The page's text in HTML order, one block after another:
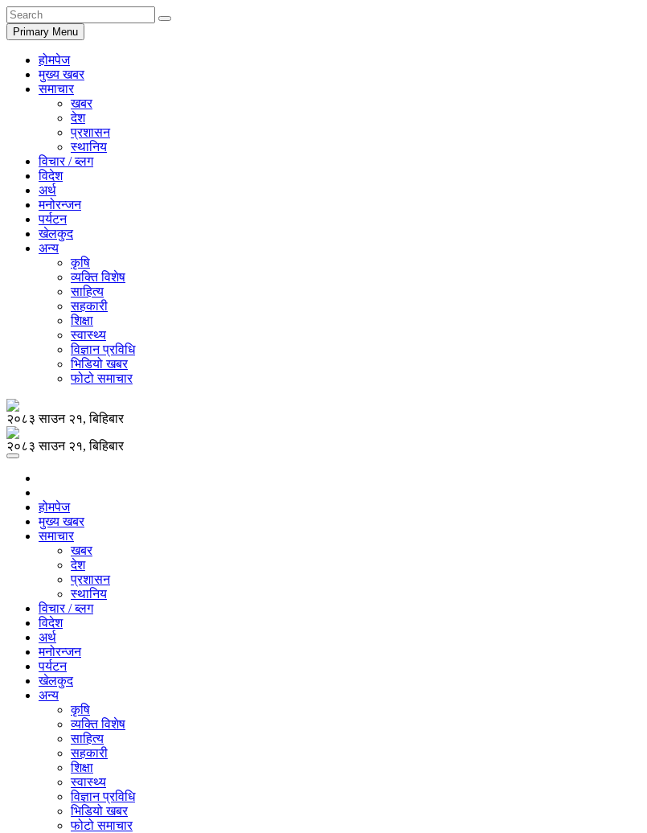
Primary Menu
होमपेज
मुख्य खबर
समाचार
खबर
देश
प्रशासन
स्थानिय
विचार / ब्लग
विदेश
अर्थ
मनोरन्जन
पर्यटन
खेलकुद
अन्य
कृषि
व्यक्ति विशेष
साहित्य
सहकारी
शिक्षा
स्वास्थ्य
विज्ञान प्रविधि
भिडियो खबर
फोटो समाचार
२०८३ साउन २१, बिहिबार
२०८३ साउन २१, बिहिबार
होमपेज
मुख्य खबर
समाचार
खबर
देश
प्रशासन
स्थानिय
विचार / ब्लग
विदेश
अर्थ
मनोरन्जन
पर्यटन
खेलकुद
अन्य
कृषि
व्यक्ति विशेष
साहित्य
सहकारी
शिक्षा
स्वास्थ्य
विज्ञान प्रविधि
भिडियो खबर
फोटो समाचार